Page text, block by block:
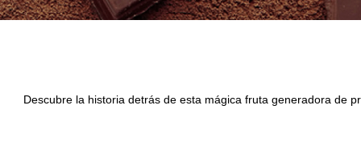
Descubre la historia detrás de esta mágica fruta generadora de